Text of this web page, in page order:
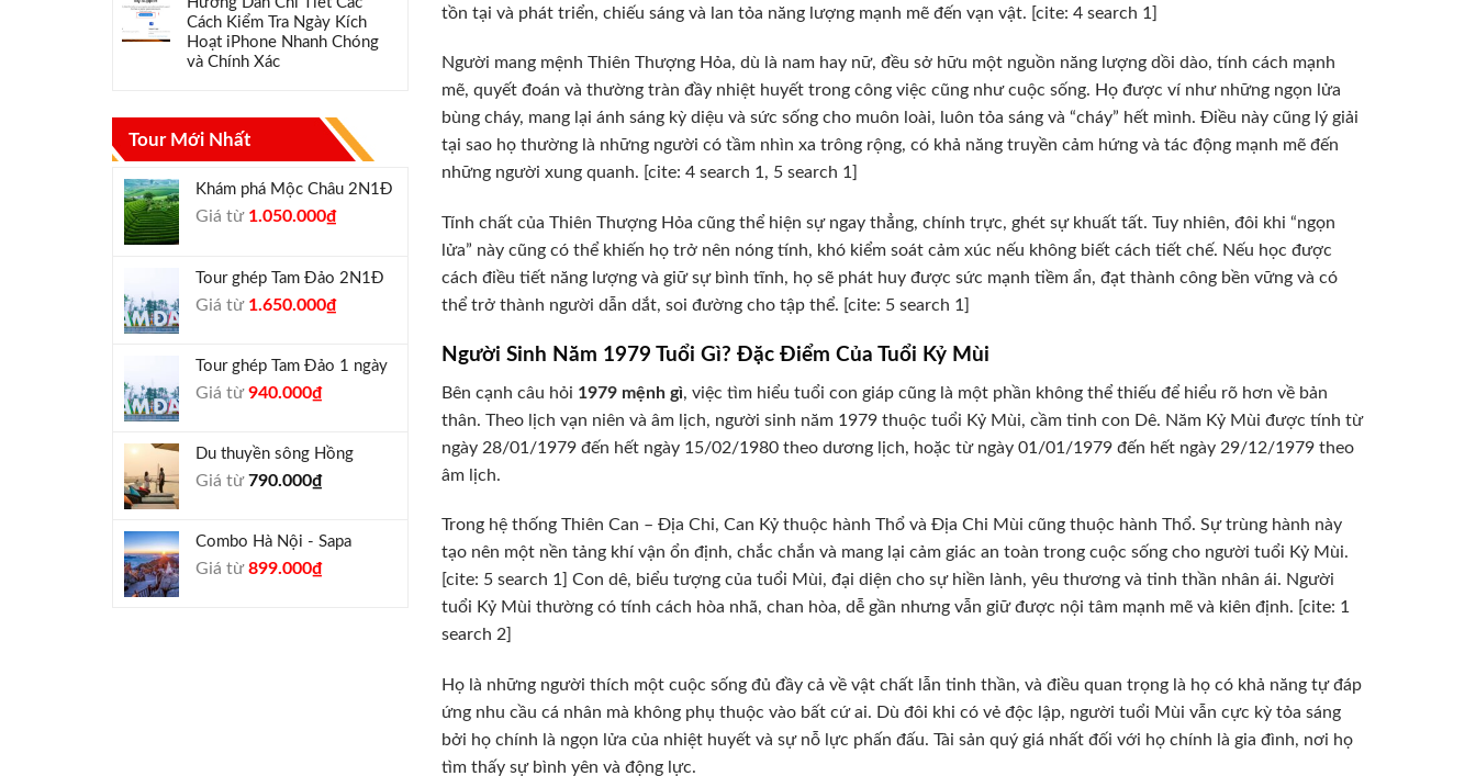
Cách Kiểm Tra Ngày Kích
Hoạt iPhone Nhanh Chóng
và Chính Xác
Tour Mới Nhất
Khám phá Mộc Châu 2N1Đ
Giá từ Giá
1.300.000₫.
1.050.000₫Giá
là:
Tour ghép Tam Đảo 2N1Đ
Giá từ Giá
1.800.000₫.
1.650.000₫Giá
là:
Tour ghép Tam Đảo 1 ngày
Giá từGiá
1.000.000₫.
940.000₫Giá
là:
Du thuyền sông Hồng
Giá từ790.000₫
Combo Hà Nội - Sapa
Giá từGiá
899.000₫Giá
tồn tại và phát triển, chiếu sáng và lan tỏa năng lượng mạnh mẽ đến vạn vật. [cite: 4 search 1]
Người mang mệnh Thiên Thượng Hỏa, dù là nam hay nữ, đều sở hữu một nguồn năng lượng dồi dào, tính cách mạnh
mẽ, quyết đoán và thường tràn đầy nhiệt huyết trong công việc cũng như cuộc sống. Họ được ví như những ngọn lửa
bùng cháy, mang lại ánh sáng kỳ diệu và sức sống cho muôn loài, luôn tỏa sáng và “cháy” hết mình. Điều này cũng lý giải
tại sao họ thường là những người có tầm nhìn xa trông rộng, có khả năng truyền cảm hứng và tác động mạnh mẽ đến
những người xung quanh. [cite: 4 search 1, 5 search 1]
Tính chất của Thiên Thượng Hỏa cũng thể hiện sự ngay thẳng, chính trực, ghét sự khuất tất. Tuy nhiên, đôi khi “ngọn
lửa” này cũng có thể khiến họ trở nên nóng tính, khó kiểm soát cảm xúc nếu không biết cách tiết chế. Nếu học được
cách điều tiết năng lượng và giữ sự bình tĩnh, họ sẽ phát huy được sức mạnh tiềm ẩn, đạt thành công bền vững và có
thể trở thành người dẫn dắt, soi đường cho tập thể. [cite: 5 search 1]
Người Sinh Năm 1979 Tuổi Gì? Đặc Điểm Của Tuổi Kỷ Mùi
Bên cạnh câu hỏi 1979 mệnh gì, việc tìm hiểu tuổi con giáp cũng là một phần không thể thiếu để hiểu rõ hơn về bản
thân. Theo lịch vạn niên và âm lịch, người sinh năm 1979 thuộc tuổi Kỷ Mùi, cầm tinh con Dê. Năm Kỷ Mùi được tính từ
ngày 28/01/1979 đến hết ngày 15/02/1980 theo dương lịch, hoặc từ ngày 01/01/1979 đến hết ngày 29/12/1979 theo
âm lịch.
Trong hệ thống Thiên Can – Địa Chi, Can Kỷ thuộc hành Thổ và Địa Chi Mùi cũng thuộc hành Thổ. Sự trùng hành này
tạo nên một nền tảng khí vận ổn định, chắc chắn và mang lại cảm giác an toàn trong cuộc sống cho người tuổi Kỷ Mùi.
[cite: 5 search 1] Con dê, biểu tượng của tuổi Mùi, đại diện cho sự hiền lành, yêu thương và tinh thần nhân ái. Người
tuổi Kỷ Mùi thường có tính cách hòa nhã, chan hòa, dễ gần nhưng vẫn giữ được nội tâm mạnh mẽ và kiên định. [cite: 1
search 2]
Họ là những người thích một cuộc sống đủ đầy cả về vật chất lẫn tinh thần, và điều quan trọng là họ có khả năng tự đáp
ứng nhu cầu cá nhân mà không phụ thuộc vào bất cứ ai. Dù đôi khi có vẻ độc lập, người tuổi Mùi vẫn cực kỳ tỏa sáng
bởi họ chính là ngọn lửa của nhiệt huyết và sự nỗ lực phấn đấu. Tài sản quý giá nhất đối với họ chính là gia đình, nơi họ
tìm thấy sự bình yên và động lực.